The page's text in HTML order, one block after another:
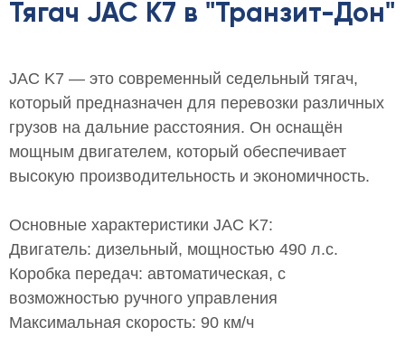
Тягач JAC K7 в "Транзит-Дон"
JAC K7 — это современный седельный тягач,
который предназначен для перевозки различных
грузов на дальние расстояния. Он оснащён
мощным двигателем, который обеспечивает
высокую производительность и экономичность.
Основные характеристики JAC K7:
Двигатель: дизельный, мощностью 490 л.с.
Коробка передач: автоматическая, с
возможностью ручного управления
Максимальная скорость: 90 км/ч